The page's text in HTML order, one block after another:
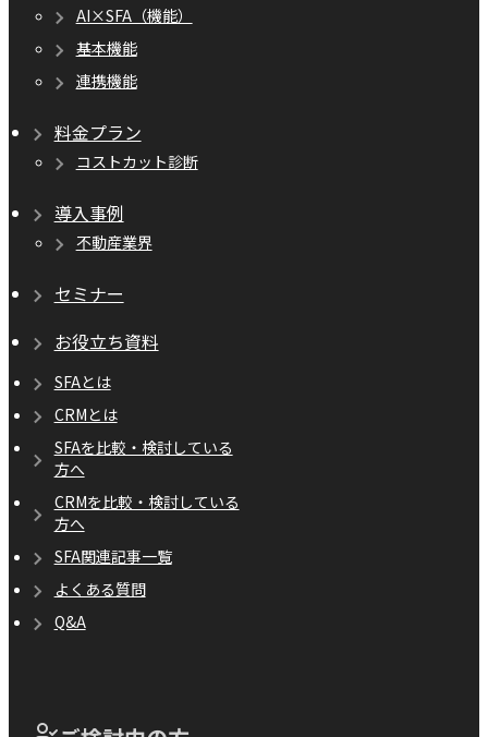
AI×SFA（機能）
基本機能
連携機能
料金プラン
コストカット診断
導入事例
不動産業界
セミナー
お役立ち資料
SFAとは
CRMとは
SFAを比較・検討している
方へ
CRMを比較・検討している
方へ
SFA関連記事一覧
よくある質問
Q&A